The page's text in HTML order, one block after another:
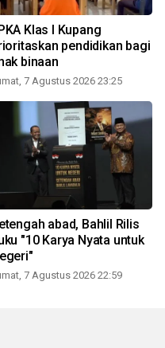
Klas I Kupang
pendidikan bagi
binaan
7 Agustus 2026 23:25
abad, Bahlil Rilis
"10 Karya Nyata untuk
7 Agustus 2026 22:59